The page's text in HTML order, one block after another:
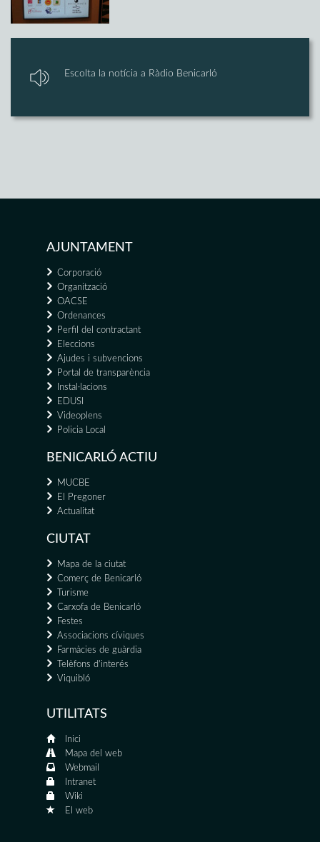
Escolta la notícia a Ràdio Benicarló
AJUNTAMENT
Corporació
Organització
OACSE
Ordenances
Perfil del contractant
Eleccions
Ajudes i subvencions
Portal de transparència
Instal·lacions
EDUSI
Videoplens
Policia Local
BENICARLÓ ACTIU
MUCBE
El Pregoner
Actualitat
CIUTAT
Mapa de la ciutat
Comerç de Benicarló
Turisme
Carxofa de Benicarló
Festes
Associacions cíviques
Farmàcies de guàrdia
Telèfons d'interés
Viquibló
UTILITATS
Inici
Mapa del web
Webmail
Intranet
Wiki
El web